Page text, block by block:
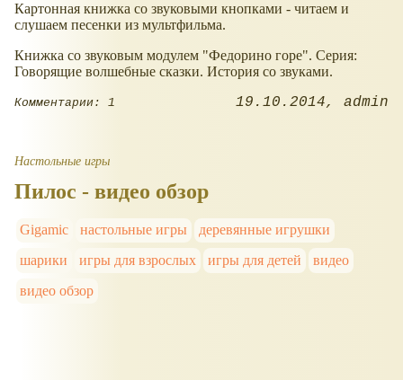
Картонная книжка со звуковыми кнопками - читаем и
слушаем песенки из мультфильма.
Книжка со звуковым модулем "Федорино горе". Серия:
Говорящие волшебные сказки. История со звуками.
Комментарии: 1 19.10.2014 admin
Настольные игры
Пилос - видео обзор
Gigamic настольные игры
деревянные игрушки
шарики
игры для взрослых игры для детей
видео
видео обзор